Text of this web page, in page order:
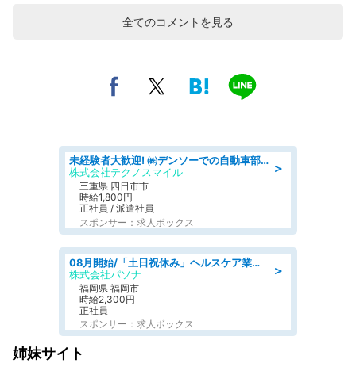
全てのコメントを見る
＞
未経験者大歓迎! ㈱デンソーでの自動車部品の組立作業 denso aichi
株式会社テクノスマイル
三重県 四日市市
時給1,800円
正社員 / 派遣社員
スポンサー：求人ボックス
＞
08月開始/「土日祝休み」ヘルスケア業界の産業保健師/高時給/未経験OK/要資格:保健師、正看護師
株式会社パソナ
福岡県 福岡市
時給2,300円
正社員
スポンサー：求人ボックス
姉妹サイト